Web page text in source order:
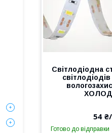
Світлодіодна
54
Готово до відправки